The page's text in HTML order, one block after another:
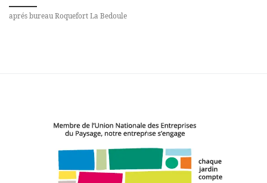
aprés bureau Roquefort La Bedoule